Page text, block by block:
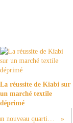
La réussite de Kiabi sur
un marché textile
déprimé
Nuevo Centro : nouveau centre d'un nouveau quartier (4)